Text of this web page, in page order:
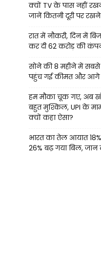
क्यों TV के पास नहीं
जानें कितनी दूरी पर
रात में नौकरी, दिन में
कर दी ₹62 करोड़ की
सोने की 8 महीने में सबसे
पहुंच गई कीमत और आगे
हम मौका चूक गए, अब
बहुत मुश्किल, UPI के
क्यों कहा ऐसा?
भारत का तेल आयात
26% बढ़ गया बिल, जान